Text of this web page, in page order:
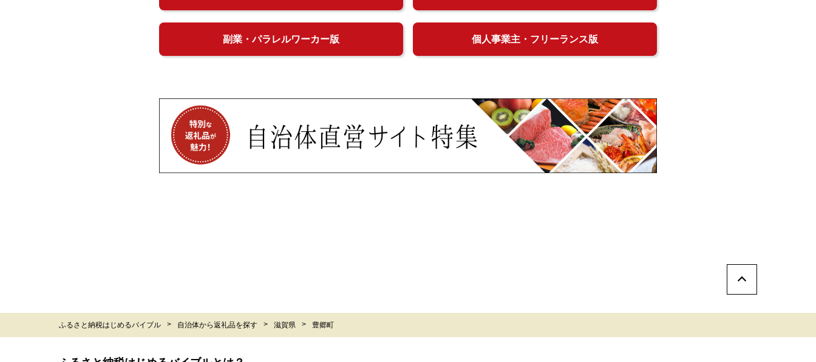
副業・パラレルワーカー版 個人事業主・フリーランス版
ふるさと納税はじめるバイブル 自治体から返礼品を探す 滋賀県 豊郷町